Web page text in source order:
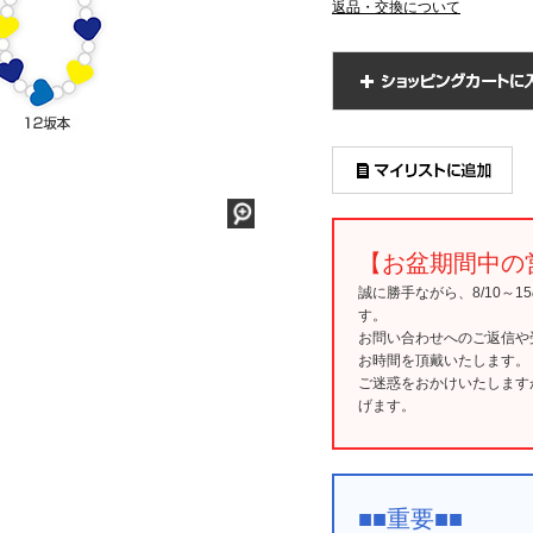
返品・交換について
【お盆期間中
誠に勝手ながら、8/10～
す。
お問い合わせへのご返信
お時間を頂戴いたします。
ご迷惑をおかけいたしま
げます。
■■重要■■